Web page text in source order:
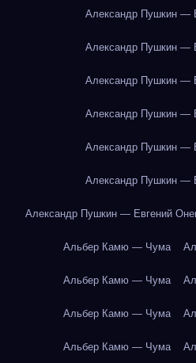
Александр Пушкин —
Александр Пушкин —
Александр Пушкин —
Александр Пушкин —
Александр Пушкин —
Александр Пушкин —
Александр Пушкин — Евгений
Альбер Камю — Чума
Альбер Камю — Чума
Альбер Камю — Чума
Альбер Камю — Чума